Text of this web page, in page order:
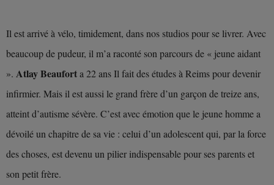
Il est arrivé à vélo, timidement, dans nos studios pour se livrer. Avec
beaucoup de pudeur, il m’a raconté son parcours de « jeune aidant
». Atlay Beauforta 22 ans Il fait des études à Reims pour devenir
infirmier. Mais il est aussi le grand frère d’un garçon de treize ans,
atteint d’autisme sévère. C’est avec émotion que le jeune homme a
dévoilé un chapitre de sa vie : celui d’un adolescent qui, par la force
des choses, est devenu un pilier indispensable pour ses parents et
son petit frère.